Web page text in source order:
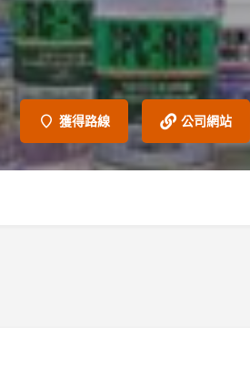
獲得路線 公司網站